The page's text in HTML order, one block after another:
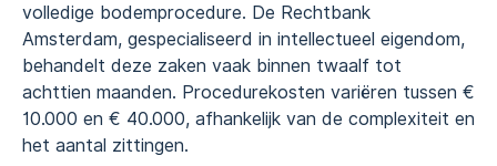
volledige bodemprocedure. De Rechtbank
Amsterdam, gespecialiseerd in intellectueel eigendom,
behandelt deze zaken vaak binnen twaalf tot
achttien maanden. Procedurekosten variëren tussen €
10.000 en € 40.000, afhankelijk van de complexiteit en
het aantal zittingen.